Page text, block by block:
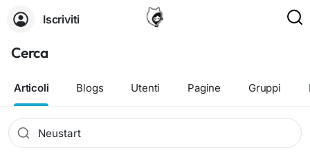
Iscriviti
Cerca
Articoli Blogs Utenti Pagine Gruppi